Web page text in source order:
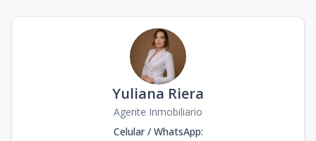
Yuliana Riera
Agente Inmobiliario
Celular / WhatsApp: